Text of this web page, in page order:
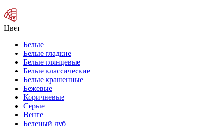
Цвет
Белые
Белые гладкие
Белые глянцевые
Белые классические
Белые крашенные
Бежевые
Коричневые
Серые
Венге
Беленый дуб